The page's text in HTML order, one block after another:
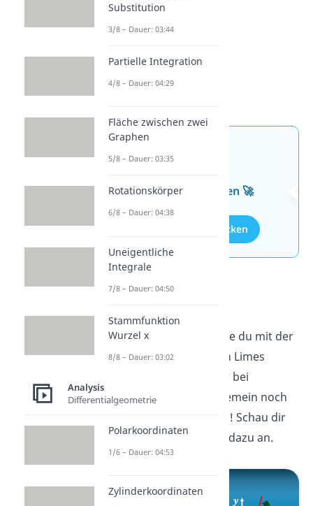
kostenlosen Aufgaben 🚀
Aufgaben entdecken
Jetzt weißt du genau, wie du mit der
Regel von l’Hospital den Limes
ausrechnest. Du bist dir bei
Grenzwerten, aber allgemein noch
unsicher? Kein Problem! Schau dir
gleich hier unser
dazu an.
Substitution
3/8 – Dauer: 03:44
Partielle Integration
4/8 – Dauer: 04:29
Fläche zwischen zwei
Graphen
5/8 – Dauer: 03:35
Rotationskörper
6/8 – Dauer: 04:38
Uneigentliche
Integrale
7/8 – Dauer: 04:50
Stammfunktion
Wurzel x
8/8 – Dauer: 03:02
Analysis
Differentialgeometrie
Polarkoordinaten
1/6 – Dauer: 04:53
Zylinderkoordinaten